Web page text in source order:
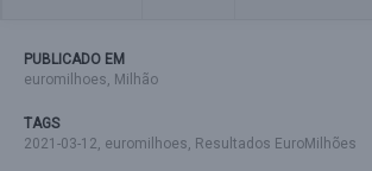
PUBLICADO EM
euromilhoes, Milhão
TAGS
2021-03-12, euromilhoes, Resultados EuroMilhões